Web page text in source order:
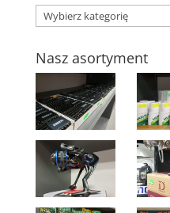
Kategorie
Nasz asortyment